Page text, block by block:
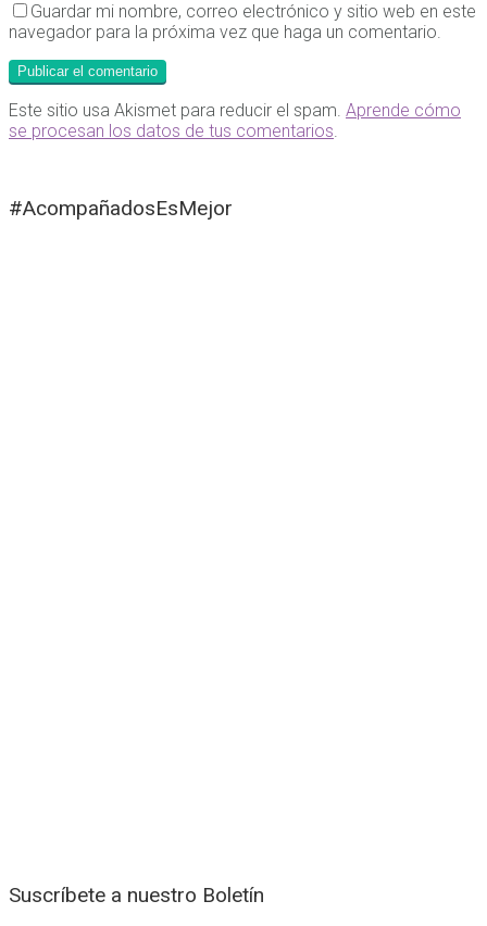
Guardar mi nombre, correo electrónico y sitio web en este
navegador para la próxima vez que haga un comentario.
Este sitio usa Akismet para reducir el spam. Aprende cómo
se procesan los datos de tus comentarios
#AcompañadosEsMejor
Suscríbete a nuestro Boletín